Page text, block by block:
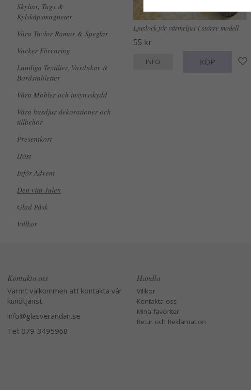
Skyltar, Tags &
Kylskåpsmagneter
Våra Tavlor Ramar & Speglar
Vacker Förvaring
Lantliga Textilier, Vaxdukar &
Bordstabletter
Våra Möbler och insynsskydd
Våra husdjur dekorationer och
tillbehör
Presentkort
Höst
Inför Advent
Den vita Julen
Glad Påsk
Villkor
Ljuslock för värmeljus i större modell
55 kr
INFO KÖP
Kontakta oss
Varmt välkommen att kontakta vår
kundtjänst.
info@glasverandan.se
Tel: 079-3495968
Handla
Villkor
Kontakta oss
Mina favoriter
Retur och Reklamation